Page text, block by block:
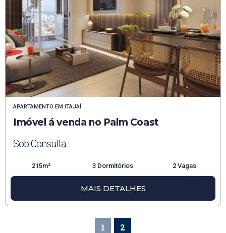
APARTAMENTO EM ITAJAÍ
Imóvel á venda no Palm Coast
Sob Consulta
215m² 3 Dormitórios 2 Vagas
MAIS DETALHES
1 2